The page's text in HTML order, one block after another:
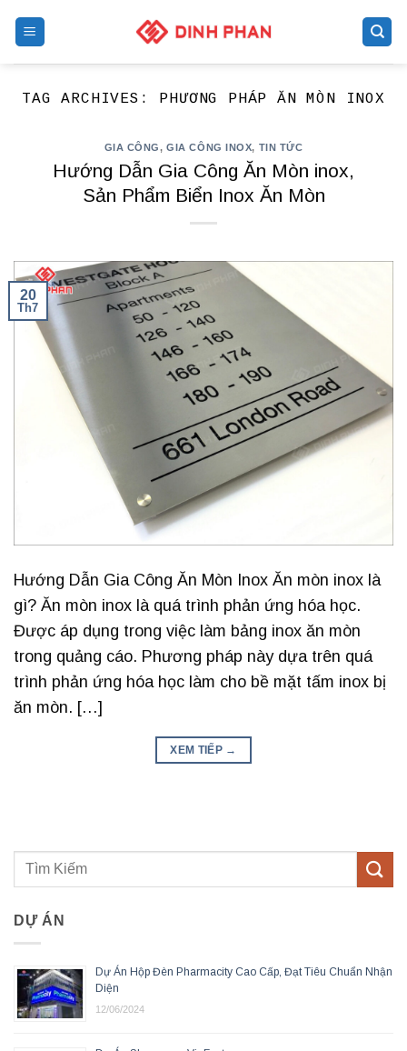
TAG ARCHIVES: PHƯƠNG PHÁP ĂN MÒN INOX
GIA CÔNG,GIA CÔNG INOX, TIN TỨC
Hướng Dẫn Gia Công Ăn Mòn inox,
Sản Phẩm Biển Inox Ăn Mòn
20
Th7
Hướng Dẫn Gia Công Ăn Mòn Inox Ăn mòn inox là
gì? Ăn mòn inox là quá trình phản ứng hóa học.
Được áp dụng trong việc làm bảng inox ăn mòn
trong quảng cáo. Phương pháp này dựa trên quá
trình phản ứng hóa học làm cho bề mặt tấm inox bị
ăn mòn. […]
XEM TIẾP →
DỰ ÁN
Dự Án Hộp Đèn Pharmacity Cao Cấp, Đạt Tiêu Chuẩn Nhận
Diện
12/06/2024